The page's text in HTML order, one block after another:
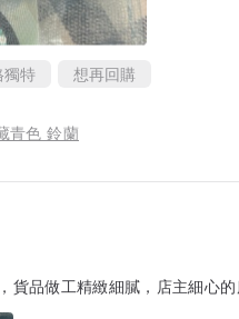
獨特 想再回購
青色 鈴蘭
貨品做工精緻細膩，店主細心